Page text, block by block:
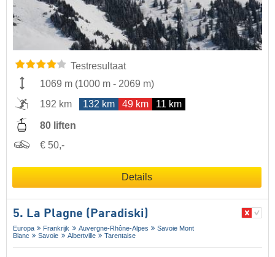
Testresultaat
1069 m (1000 m - 2069 m)
192 km
132 km 49 km 11 km
80 liften
€ 50,-
Details
5. La Plagne (Paradiski)
Europa Frankrijk Auvergne-Rhône-Alpes
Savoie Mont
Blanc
Savoie Albertville Tarentaise